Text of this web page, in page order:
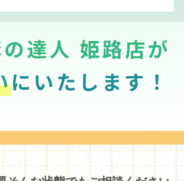
達人 姫路店が
にいたします！